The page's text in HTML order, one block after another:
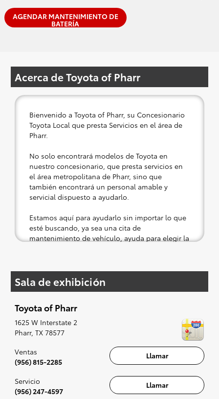
AGENDAR MANTENIMIENTO DE
BATERÍA
Acerca de Toyota of Pharr
Bienvenido a Toyota of Pharr, su Concesionario
Toyota Local que presta Servicios en el área de
Pharr.
No solo encontrará modelos de Toyota en
nuestro concesionario, que presta servicios en
el área metropolitana de Pharr, sino que
también encontrará un personal amable y
servicial dispuesto a ayudarlo.
Estamos aquí para ayudarlo sin importar lo que
esté buscando, ya sea una cita de
mantenimiento de vehículo, ayuda para elegir la
Si su corazón está puesto en un nuevo Toyota,
entonces lo tenemos cubierto. Consulte nuestra
conveniencia; cuando se le ocurra algo, lo
prepararemos para un pequeño viaje de placer
(es decir, una prueba de manejo). Cantar al
ritmo de la radio, aunque es opcional, sin duda
se recomienda para la experiencia completa.
Sala de exhibición
Toyota of Pharr
1625 W Interstate 2
Pharr, TX 78577
Llamar
Ventas
(956) 815-2285
Llamar
Servicio
(956) 247-4597